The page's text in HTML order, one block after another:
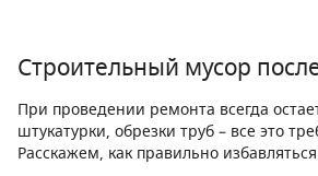
Строительный мусор
При проведении ремонта всегда
штукатурки, обрезки труб – все это
Расскажем, как правильно